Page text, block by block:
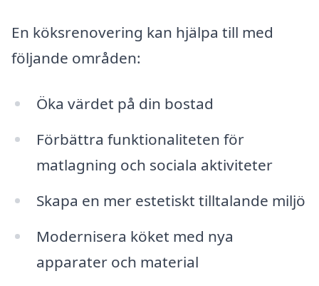
En köksrenovering kan hjälpa till med
följande områden:
Öka värdet på din bostad
Förbättra funktionaliteten för
matlagning och sociala aktiviteter
Skapa en mer estetiskt tilltalande miljö
Modernisera köket med nya
apparater och material